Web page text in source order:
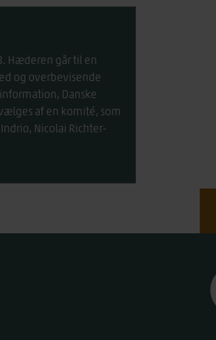
Hæderen går til en
og overbevisende
Danske
af en komité, som
Nicolai Richter-